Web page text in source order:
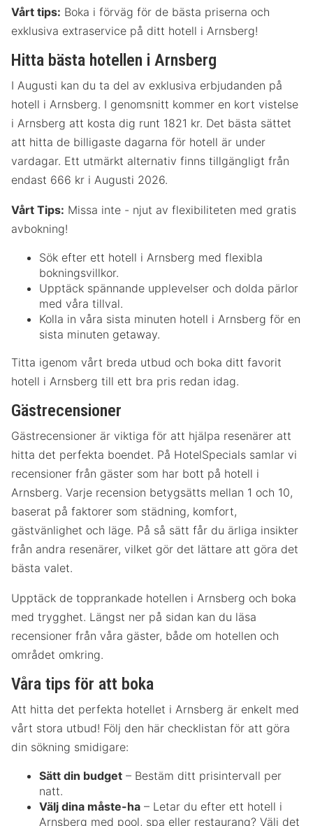
Vårt tips: Boka i förväg för de bästa priserna och
exklusiva extraservice på ditt hotell i Arnsberg!
Hitta bästa hotellen i Arnsberg
I Augusti kan du ta del av exklusiva erbjudanden på
hotell i Arnsberg. I genomsnitt kommer en kort vistelse
i Arnsberg att kosta dig runt 1821 kr. Det bästa sättet
att hitta de billigaste dagarna för hotell är under
vardagar. Ett utmärkt alternativ finns tillgängligt från
endast 666 kr i Augusti 2026.
Vårt Tips: Missa inte - njut av flexibiliteten med gratis
avbokning!
Sök efter ett hotell i Arnsberg med flexibla
bokningsvillkor.
Upptäck spännande upplevelser och dolda pärlor
med våra tillval.
Kolla in våra sista minuten hotell i Arnsberg för en
sista minuten getaway.
Titta igenom vårt breda utbud och boka ditt favorit
hotell i Arnsberg till ett bra pris redan idag.
Gästrecensioner
Gästrecensioner är viktiga för att hjälpa resenärer att
hitta det perfekta boendet. På HotelSpecials samlar vi
recensioner från gäster som har bott på hotell i
Arnsberg. Varje recension betygsätts mellan 1 och 10,
baserat på faktorer som städning, komfort,
gästvänlighet och läge. På så sätt får du ärliga insikter
från andra resenärer, vilket gör det lättare att göra det
bästa valet.
Upptäck de topprankade hotellen i Arnsberg och boka
med trygghet. Längst ner på sidan kan du läsa
recensioner från våra gäster, både om hotellen och
området omkring.
Våra tips för att boka
Att hitta det perfekta hotellet i Arnsberg är enkelt med
vårt stora utbud! Följ den här checklistan för att göra
din sökning smidigare:
Sätt din budget – Bestäm ditt prisintervall per
natt.
Välj dina måste-ha – Letar du efter ett hotell i
Arnsberg med pool, spa eller restaurang? Välj det